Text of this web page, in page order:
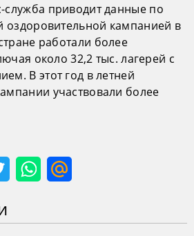
приводит данные по
оздоровительной кампанией в
работали более
около 32,2 тыс. лагерей с
В этот год в летней
участвовали более